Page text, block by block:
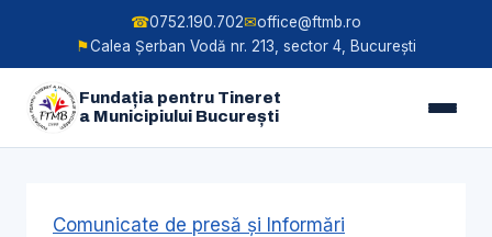
☎0752.190.702✉office@ftmb.ro
⚑Calea Șerban Vodă nr. 213, sector 4, București
Fundația pentru Tineret
a Municipiului București
contentComunicate de presă şi Informări